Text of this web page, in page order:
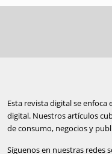
Esta revista digital se
digital. Nuestros artículos
de consumo, negocios y
Síguenos en nuestras redes